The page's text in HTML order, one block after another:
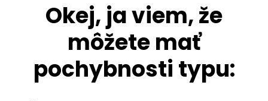
Okej, ja viem, že
môžete mať
pochybnosti typu: